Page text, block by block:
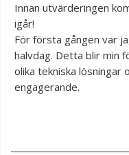
Innan utvärderingen
igår!
För första gången var
halvdag. Detta blir min
olika tekniska lösningar
engagerande.